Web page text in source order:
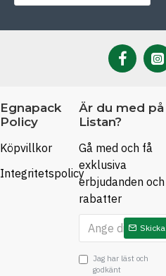
Egnapack
Policy
Köpvillkor
Integritetspolicy
Är du med på
Listan?
Gå med och få
exklusiva
erbjudanden och
rabatter
Skicka
Jag har läst och
godkänt